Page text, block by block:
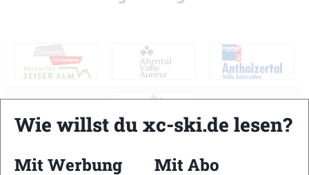
STATUS ZUSTAND
Wie willst du xc-ski.de lesen?
Mit Werbung
Mit Abo